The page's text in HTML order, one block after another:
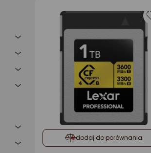
dodaj do porównania